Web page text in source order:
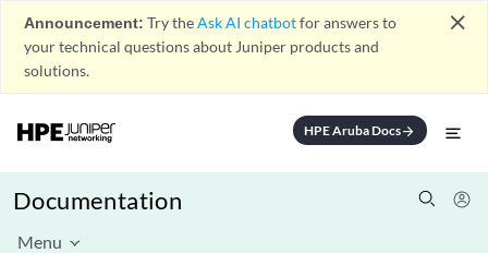
Announcement: Try theAsk AI chatbotfor answers to
your technical questions about Juniper products and
solutions.
close
HPE Aruba Docsarrow_forward
Documentation
Menu